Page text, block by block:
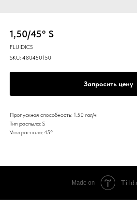
1,50/45° S
FLUIDICS
SKU: 480450150
Запросить цену
Пропускная способность: 1.50 гал/ч
Тип распыла: S
Угол распыла: 45º
Made on